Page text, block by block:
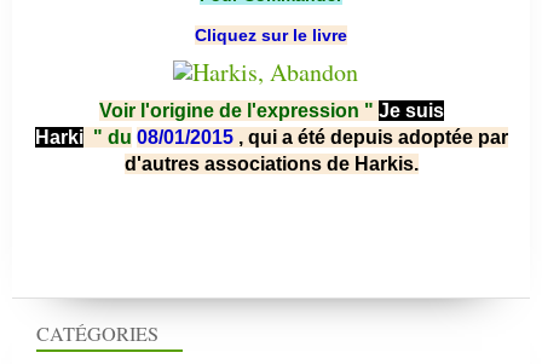
CATÉGORIES
Cliquez sur le livre
Voir l'origine de l'expression " Je suis
Harki " du 08/01/2015 , qui a été depuis adoptée par
d'autres associations de Harkis.